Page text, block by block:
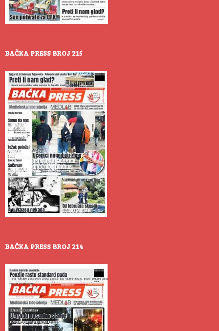
BAČKA PRESS BROJ 215
BAČKA PRESS BROJ 214